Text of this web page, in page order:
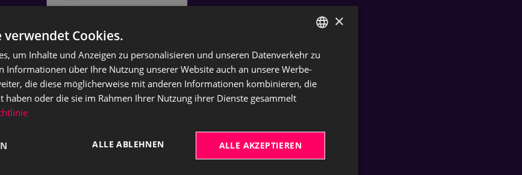
Soziale Medien
GERMAN
ENGLISH
×
verwendet Cookies.
um Inhalte und Anzeigen zu personalisieren und unseren Datenverkehr zu
Informationen über Ihre Nutzung unserer Website auch an unsere Werbe-
die diese möglicherweise mit anderen Informationen kombinieren, die
haben oder die sie im Rahmen Ihrer Nutzung ihrer Dienste gesammelt
ALLE AKZEPTIEREN
ALLE ABLEHNEN